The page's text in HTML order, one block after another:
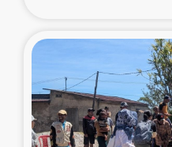
アイナロ県マウベシ
ベイルート大
女性の